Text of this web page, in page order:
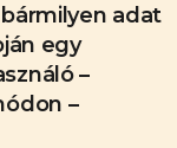
adat
egy
–
–